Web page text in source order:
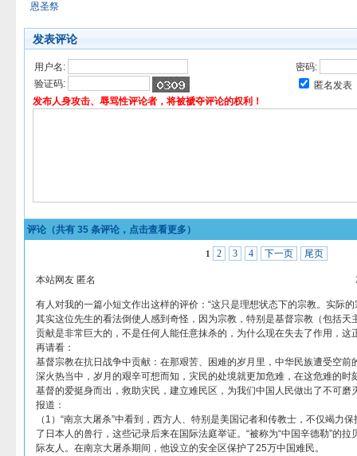
恩圣祭
发表评论
用户名:
密码:
验证码:
匿名发表
发布人身攻击、辱骂性评论者，将被褫夺评论的权利！
评论（共有 35 条评论，点击查看更多）
1 2 3 4 下一页 尾页
本站网友 匿名
有人对我的一篇小短文作出这样的评价：“这只是理想状态下的宗教。实际的
其实这位先生的看法倒使人感到奇怪，因为宗教，特别是基督宗教（包括天
贡献是非常巨大的，不是任何人能任意抹杀的，为什么现在失去了作用，这
再请看：
基督宗教在抗日战争中贡献：在那艰苦、困难的岁月里，中华民族遭受空前
深火热当中，岁月的艰辛可想而知，灾民的处境就更加危难，在这危难的时
基督的爱挺身而出，救助灾民，建立难民区，为我们中国人民做出了不可磨
报道：
（1）“南京大屠杀”中看到，西方人、特别是美国记者和传教士，不仅竭力
了日本人的兽行，这些记录后来在国际法庭举证。“被称为“中国辛德勒”的
际友人。在南京大屠杀期间，他设立的安全区保护了25万中国难民。